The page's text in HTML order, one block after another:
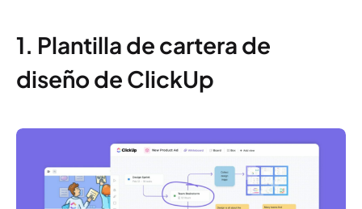
1. Plantilla de cartera de
diseño de ClickUp